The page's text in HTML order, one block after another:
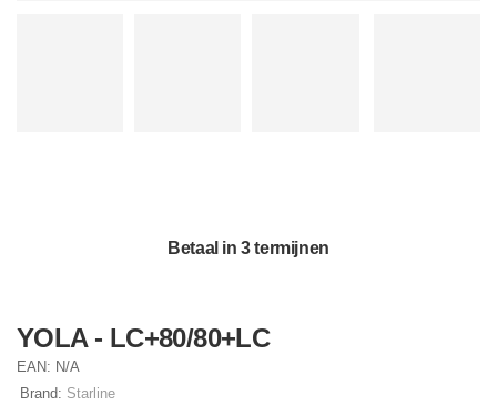
Betaal in 3 termijnen
YOLA - LC+80/80+LC
EAN: N/A
Brand: Starline